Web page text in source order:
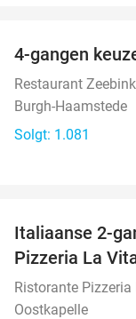
4-gangen
Restaurant
Burgh-Haamstede
Solgt: 1.081
Italiaanse 2-
Pizzeria La
Ristorante
Oostkapelle